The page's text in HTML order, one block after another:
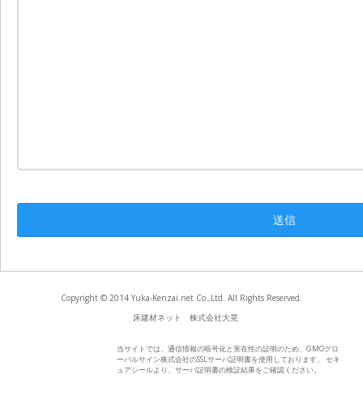
Copyright © 2014 Yuka-Kenzai.net Co.,Ltd. All Rights Reserved.
床建材ネット 株式会社大晃
当サイトでは、通信情報の暗号化と実在性の証明のため、GMOグロ
ーバルサイン株式会社のSSLサーバ証明書を使用しております。 セキ
ュアシールより、サーバ証明書の検証結果をご確認ください。